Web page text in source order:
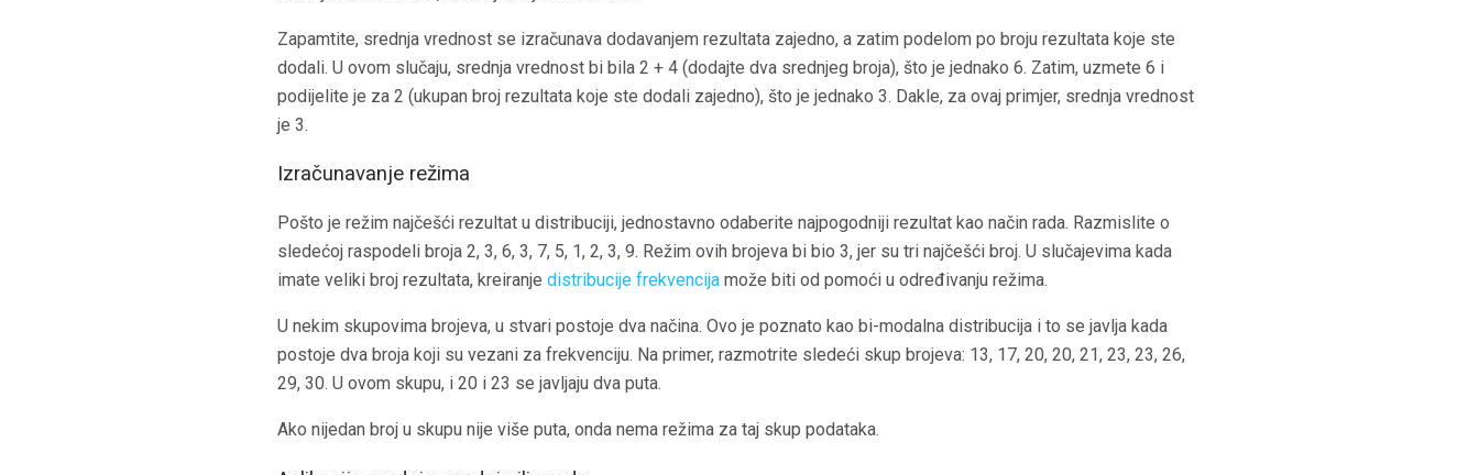
Zapamtite, srednja vrednost se izračunava dodavanjem rezultata zajedno, a zatim podelom po broju rezultata koje ste
dodali. U ovom slučaju, srednja vrednost bi bila 2 + 4 (dodajte dva srednjeg broja), što je jednako 6. Zatim, uzmete 6 i
podijelite je za 2 (ukupan broj rezultata koje ste dodali zajedno), što je jednako 3. Dakle, za ovaj primjer, srednja vrednost
je 3.
Izračunavanje režima
Pošto je režim najčešći rezultat u distribuciji, jednostavno odaberite najpogodniji rezultat kao način rada. Razmislite o
sledećoj raspodeli broja 2, 3, 6, 3, 7, 5, 1, 2, 3, 9. Režim ovih brojeva bi bio 3, jer su tri najčešći broj. U slučajevima kada
imate veliki broj rezultata, kreiranje distribucije frekvencija može biti od pomoći u određivanju režima.
U nekim skupovima brojeva, u stvari postoje dva načina. Ovo je poznato kao bi-modalna distribucija i to se javlja kada
postoje dva broja koji su vezani za frekvenciju. Na primer, razmotrite sledeći skup brojeva: 13, 17, 20, 20, 21, 23, 23, 26,
29, 30. U ovom skupu, i 20 i 23 se javljaju dva puta.
Ako nijedan broj u skupu nije više puta, onda nema režima za taj skup podataka.